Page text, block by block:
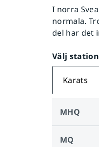
I norra
normala.
del har det
Välj station
Karats
MHQ
MQ